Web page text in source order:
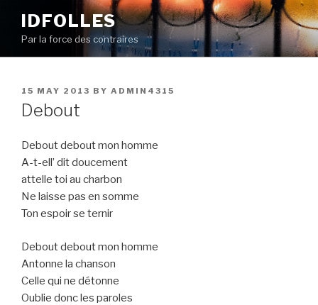
content
IDFOLLES
Par la force des contraires
POSTED
ON
15 MAY 2013 BY ADMIN4315
Debout
Debout debout mon homme
A-t-ell’ dit doucement
attelle toi au charbon
Ne laisse pas en somme
Ton espoir se ternir
Debout debout mon homme
Antonne la chanson
Celle qui ne détonne
Oublie donc les paroles